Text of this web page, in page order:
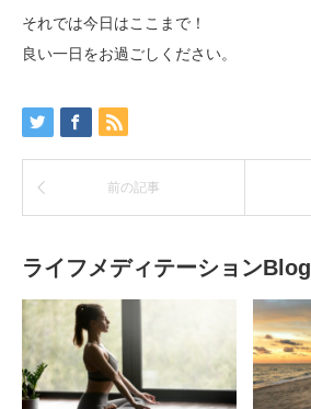
それでは今日はここまで！
良い一日をお過ごしください。
前の記事
ライフメディテーションBlog